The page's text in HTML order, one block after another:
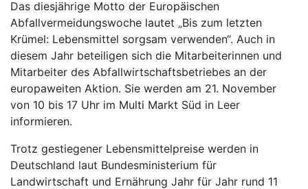
Das diesjährige Motto der Europäischen
Abfallvermeidungswoche lautet „Bis zum letzten
Krümel: Lebensmittel sorgsam verwenden“. Auch in
diesem Jahr beteiligen sich die Mitarbeiterinnen und
Mitarbeiter des Abfallwirtschaftsbetriebes an der
europaweiten Aktion. Sie werden am 21. November
von 10 bis 17 Uhr im Multi Markt Süd in Leer
informieren.
Trotz gestiegener Lebensmittelpreise werden in
Deutschland laut Bundesministerium für
Landwirtschaft und Ernährung Jahr für Jahr rund 11